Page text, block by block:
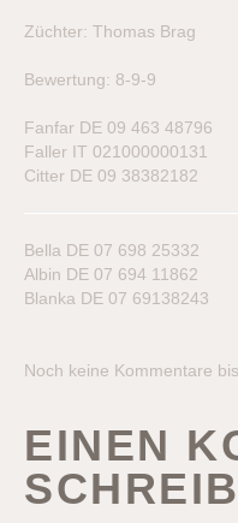
Züchter: Thomas Brag
Bewertung: 8-9-9
Fanfar DE 09 463 48796
Faller IT 021000000131
Citter DE 09 38382182
Bella DE 07 698 25332
Albin DE 07 694 11862
Blanka DE 07 69138243
Noch keine Kommentare
EINEN